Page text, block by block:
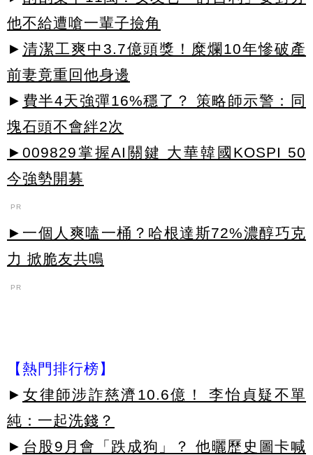
他不給遭嗆一輩子撿角
► 清潔工爽中3.7億頭獎！糜爛10年慘破產
前妻竟重回他身邊
► 費半4天強彈16%穩了？ 策略師示警：同
塊石頭不會絆2次
►009829掌握AI關鍵 大華韓國KOSPI 50
今強勢開募
PR
►一個人爽嗑一桶？哈根達斯72%濃醇巧克
力 掀脆友共鳴
PR
【熱門排行榜】
► 女律師涉詐慈濟10.6億！ 李怡貞疑不單
純：一起洗錢？
► 台股9月會「跌成狗」？ 他曬歷史圖卡喊